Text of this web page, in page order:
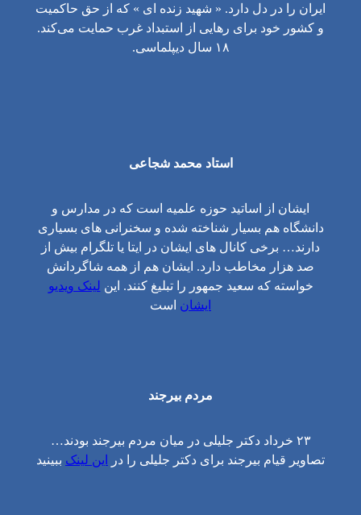
ایران را در دل دارد. « شهید زنده ای » که از حق حاکمیت
و کشور خود برای رهایی از استبداد غرب حمایت می‌کند.
۱۸ سال دیپلماسی.
استاد محمد شجاعی
ایشان از اساتید حوزه علمیه است که در مدارس و
دانشگاه هم بسیار شناخته شده و سخنرانی های بسیاری
دارند… برخی کانال های ایشان در ایتا یا تلگرام بیش از
صد هزار مخاطب دارد. ایشان هم از همه شاگردانش
خواسته که سعید جمهور را تبلیغ کنند. این لینک ویدیو
ایشان است
مردم بیرجند
۲۳ خرداد دکتر جلیلی در میان مردم بیرجند بودند…
تصاویر قیام بیرجند برای دکتر جلیلی را در
این لینک ببینید